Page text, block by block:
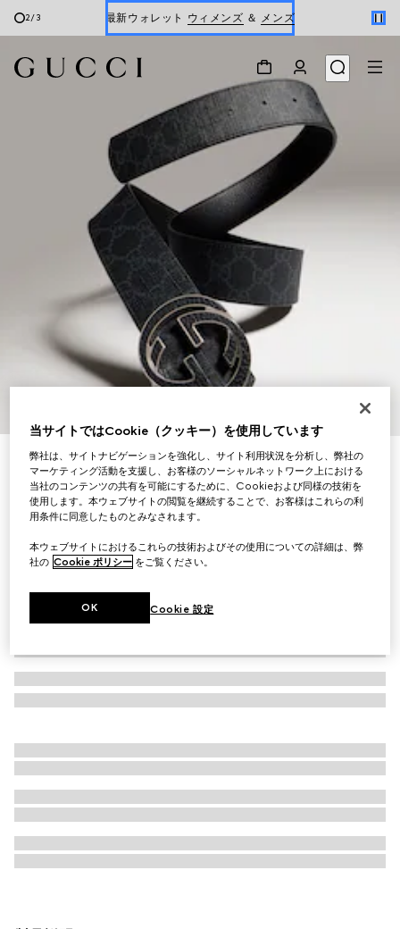
2/3 最新ウォレット ウィメンズ ＆ メンズ
オンライン限定 〔GGマーモント〕
イニシャルを入れてカスタマイズ
インターロッキングG バックル付き リバーシブル レザー
ベルト
￥100,430
当サイトではCookie（クッキー）を使用しています
弊社は、サイトナビゲーションを強化し、サイト利用状況を分析し、弊社の
マーケティング活動を支援し、お客様のソーシャルネットワーク上における
当社のコンテンツの共有を可能にするために、Cookieおよび同様の技術を
使用します。本ウェブサイトの閲覧を継続することで、お客様はこれらの利
用条件に同意したものとみなされます。
本ウェブサイトにおけるこれらの技術およびその使用についての詳細は、弊
社の Cookie ポリシー をご覧ください。
Cookie 設定
OK